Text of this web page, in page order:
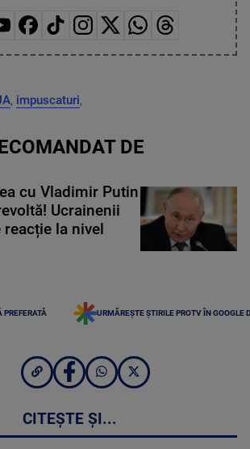
, impuscaturi,
DE
cu Vladimir Putin
Ucrainenii
la nivel
PREFERATĂ URMĂREȘTE ȘTIRILE PROTV ÎN GOOGLE
CITEȘTE ȘI...